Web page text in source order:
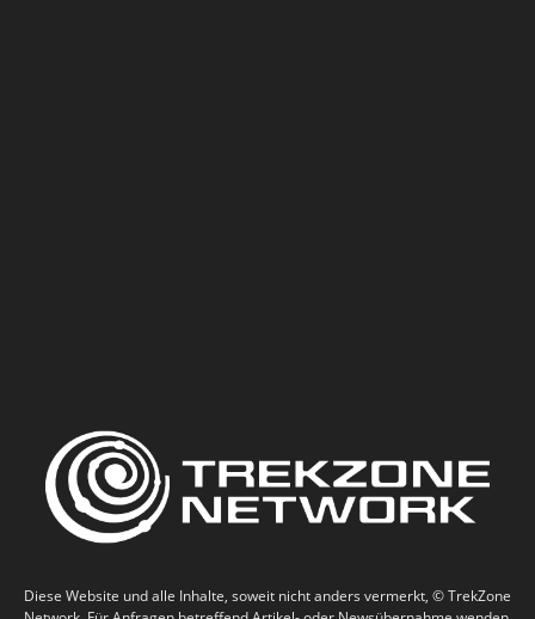
Diese Website und alle Inhalte, soweit nicht anders vermerkt, © TrekZone